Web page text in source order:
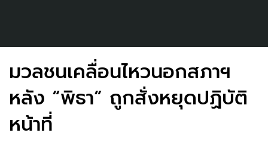
มวลชนเคลื่อนไหวนอกสภาฯ
หลัง “พิธา” ถูกสั่งหยุดปฏิบัติ
หน้าที่